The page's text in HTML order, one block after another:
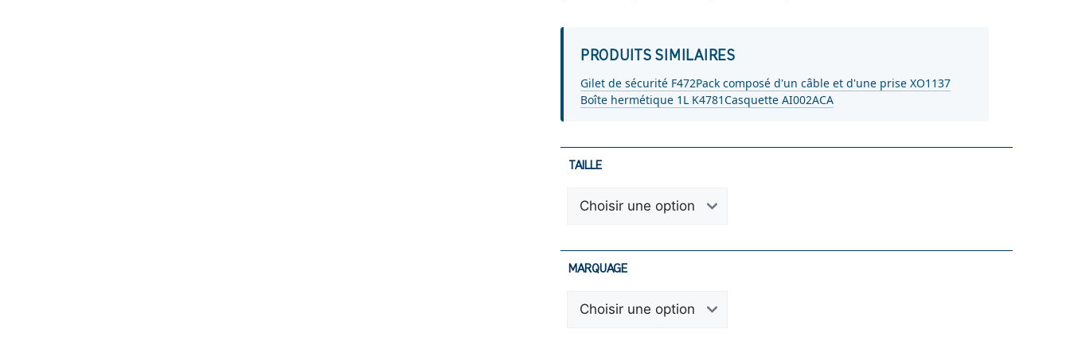
PRODUITS SIMILAIRES
Gilet de sécurité F472Pack composé d'un câble et d'une prise XO1137
Boîte hermétique 1L K4781Casquette AI002ACA
TAILLE
MARQUAGE